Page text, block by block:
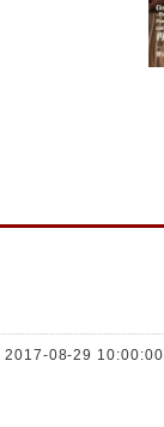
2017-08-29 10:00:00